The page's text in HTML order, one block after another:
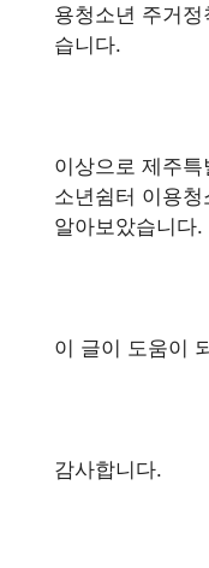
용청소년 주거
습니다.
이상으로 제주
소년쉼터 이용
알아보았습니다.
이 글이 도움이
감사합니다.